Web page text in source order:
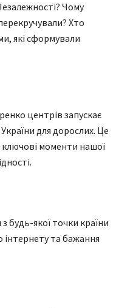
Чому
Хто
які сформували
центрів запускає
для дорослих. Це
ключові моменти нашої
будь-якої точки країни
інтернету та бажання